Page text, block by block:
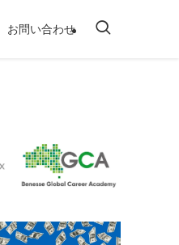
お問い合わせ